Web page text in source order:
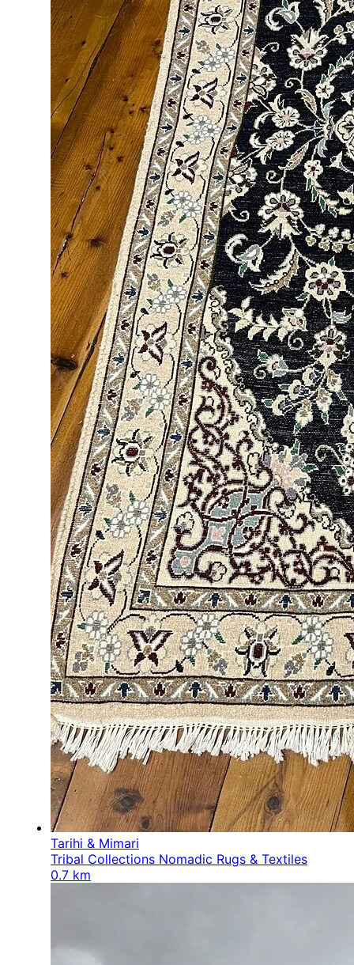
Kapadokya'nın eşsiz güzelliklerini keşfetmek için
harika bir başlangıç noktası sunuyoruz.
Misafirlerimizin olumluPanorama Teras Camping
yorumve değerlendirmeleri, verdiğimiz hizmetin
kalitesini en iyi şekilde yansıtmaktadır. Bir sonraki
Kapadokya seyahatinizde,en iyiNevşehirkamp
alanlarıarasında yer alan tesisimizde yerinizi
ayırtmak vePanorama Teras Campingrezervasyon
seçeneklerini değerlendirmek için sayfamızdaki ilgili
bölümü inceleyebilirsiniz. Kapadokya'daki evinizde
sizi ağırlamaktan mutluluk duyarız.
Tarihi & Mimari
Tribal Collections Nomadic Rugs & Textiles
0.7 km